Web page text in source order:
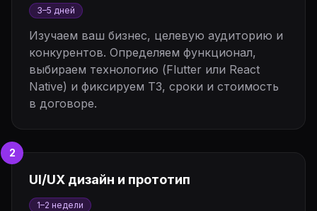
3–5 дней
Изучаем ваш бизнес, целевую аудиторию и
конкурентов. Определяем функционал,
выбираем технологию (Flutter или React
Native) и фиксируем ТЗ, сроки и стоимость
в договоре.
2
UI/UX дизайн и прототип
1–2 недели